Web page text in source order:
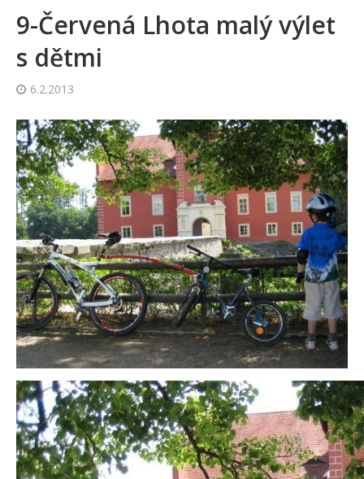
9-Červená Lhota malý výlet
s dětmi
6.2.2013